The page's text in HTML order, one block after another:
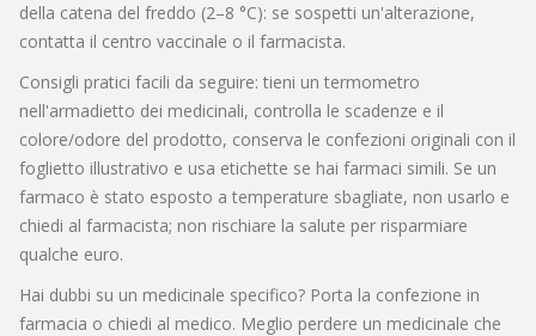
della catena del freddo (2–8 °C): se sospetti un'alterazione,
contatta il centro vaccinale o il farmacista.
Consigli pratici facili da seguire: tieni un termometro
nell'armadietto dei medicinali, controlla le scadenze e il
colore/odore del prodotto, conserva le confezioni originali con il
foglietto illustrativo e usa etichette se hai farmaci simili. Se un
farmaco è stato esposto a temperature sbagliate, non usarlo e
chiedi al farmacista; non rischiare la salute per risparmiare
qualche euro.
Hai dubbi su un medicinale specifico? Porta la confezione in
farmacia o chiedi al medico. Meglio perdere un medicinale che